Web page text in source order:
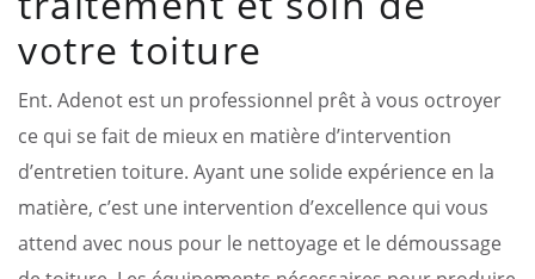
votre toiture
Ent. Adenot est un professionnel prêt à vous octroyer
ce qui se fait de mieux en matière d’intervention
d’entretien toiture. Ayant une solide expérience en la
matière, c’est une intervention d’excellence qui vous
attend avec nous pour le nettoyage et le démoussage